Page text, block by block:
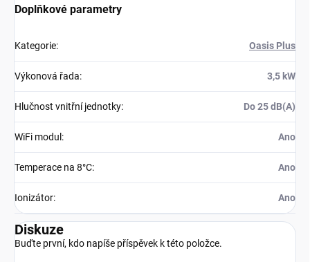
Doplňkové parametry
Kategorie: Oasis Plus
Výkonová řada: 3,5 kW
Hlučnost vnitřní jednotky: Do 25 dB(A)
WiFi modul: Ano
Temperace na 8°C: Ano
Ionizátor: Ano
Diskuze
Buďte první, kdo napíše příspěvek k této položce.